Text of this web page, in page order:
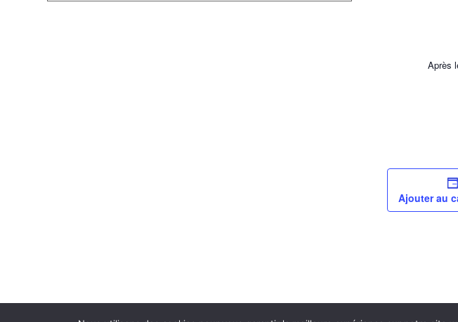
Après
Ajouter au